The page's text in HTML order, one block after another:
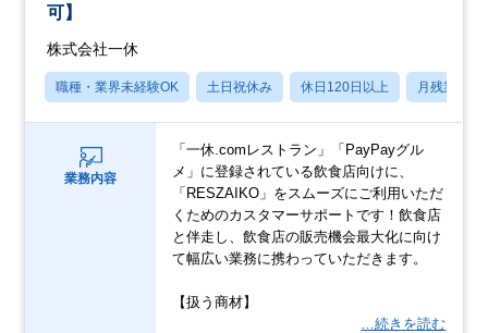
可】
株式会社一休
職種・業界未経験OK 土日祝休み 休日120日以上 月残業20
業務内容
「一休.comレストラン」「PayPayグル
メ」に登録されている飲食店向けに、
「RESZAIKO」をスムーズにご利用いただ
くためのカスタマーサポートです！飲食店
と伴走し、飲食店の販売機会最大化に向け
て幅広い業務に携わっていただきます。
【扱う商材】
…続きを読む